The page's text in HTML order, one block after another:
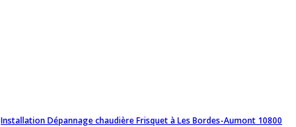
Installation Dépannage chaudière Frisquet à Les Bordes-Aumont 10800